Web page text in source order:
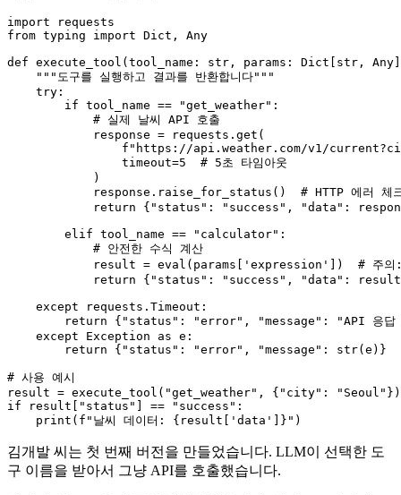
import
from typing import Dict , Any
def execute_tool ( tool_name: str , params: Dict str , Any
"""도구를 실행하고 결과를 반환합니다"""
try :
if tool_name == "get_weather" :
# 실제 날씨 API 호출
            response = requests.get(
f"https://api.weather.com/v1/
                timeout=
5
# 5초 타임아웃
            )
            response.raise_for_status()
# HTTP 에러 체
return { "status" : "success" , "data" :
elif tool_name == "calculator" :
# 안전한 수식 계산
            result =
eval (params[ 'expression' ]) # 주
return { "status" : "success" , "data" :
except requests.Timeout:
return { "status" : "error" , "message" :
"API 응답
except Exception as e:
return { "status" : "error" , "message" : str(e)}
# 사용 예시
result = execute_tool( "get_weather" , { "city" :
"Seoul"
if result[ "status" ] == "success" :
print ( f"날씨 데이터: {result[ 'data' ]} "
김개발 씨는 첫 번째 버전을 만들었습니다. LLM이 선택한 도
구 이름을 받아서 그냥 API를 호출했습니다.